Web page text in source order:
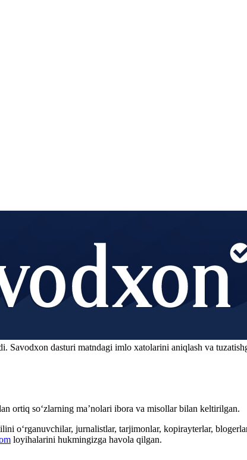
Savodxon dasturi matndagi imlo xatolarini aniqlash va
ortiq so‘zlarning ma’nolari ibora va misollar bilan keltirilgan.
o‘rganuvchilar, jurnalistlar, tarjimonlar, kopirayterlar,
loyihalarini hukmingizga havola qilgan.